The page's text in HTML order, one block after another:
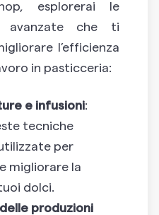
esplorerai le
avanzate che ti
l’efficienza
in pasticceria:
e infusioni:
tecniche
per
migliorare la
dolci.
produzioni